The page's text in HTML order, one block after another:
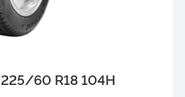
60 R18 104H